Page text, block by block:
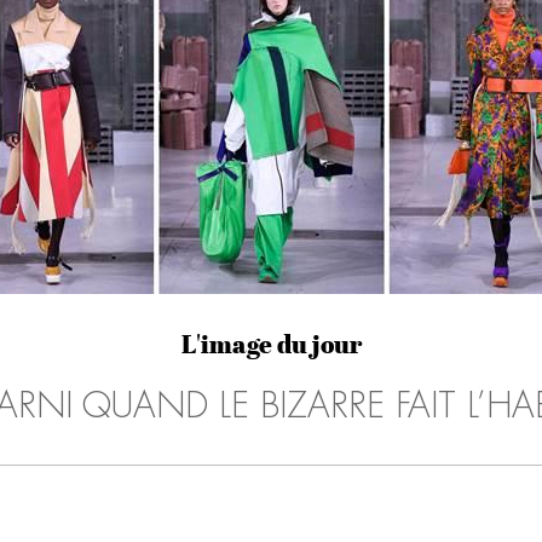
L'image du jour
QUAND LE BIZARRE FAIT